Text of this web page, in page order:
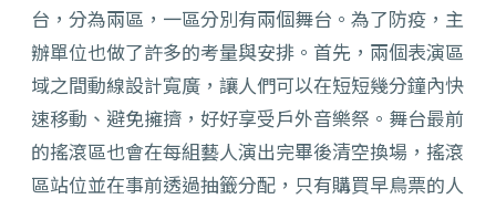
台，分為兩區，一區分別有兩個舞台。為了防疫，主
辦單位也做了許多的考量與安排。首先，兩個表演區
域之間動線設計寬廣，讓人們可以在短短幾分鐘內快
速移動、避免擁擠，好好享受戶外音樂祭。舞台最前
的搖滾區也會在每組藝人演出完畢後清空換場，搖滾
區站位並在事前透過抽籤分配，只有購買早鳥票的人